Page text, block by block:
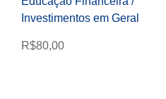
Investimentos em Geral
R$80,00